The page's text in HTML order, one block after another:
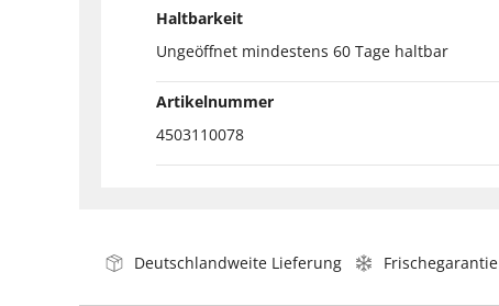
Haltbarkeit
Ungeöffnet mindestens 60 Tage haltbar
Artikelnummer
4503110078
Deutschlandweite Lieferung Frischegarantie